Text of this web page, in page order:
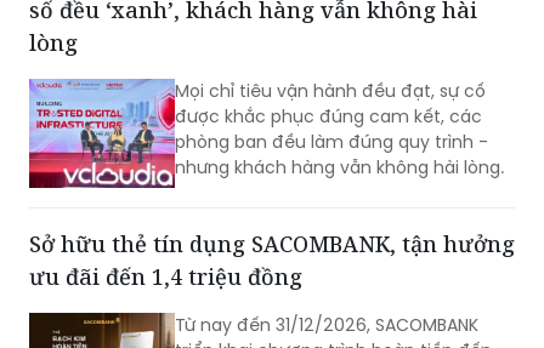
số đều ‘xanh’, khách hàng vẫn không hài
lòng
Mọi chỉ tiêu vận hành đều đạt, sự cố
được khắc phục đúng cam kết, các
phòng ban đều làm đúng quy trình -
nhưng khách hàng vẫn không hài lòng.
Sở hữu thẻ tín dụng SACOMBANK, tận hưởng
ưu đãi đến 1,4 triệu đồng
Từ nay đến 31/12/2026, SACOMBANK